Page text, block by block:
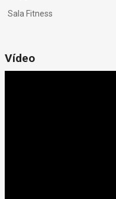
Sala Fitness
Vídeo